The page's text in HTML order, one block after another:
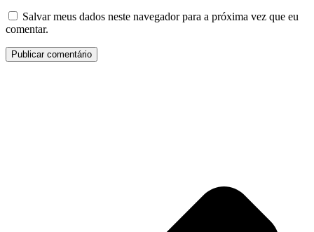
Salvar meus dados neste navegador para a próxima vez que eu
comentar.